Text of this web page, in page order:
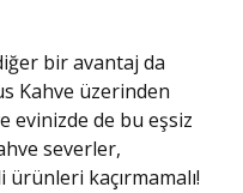
bir avantaj da
Kahve üzerinden
evinizde de bu eşsiz
severler,
ürünleri kaçırmamalı!